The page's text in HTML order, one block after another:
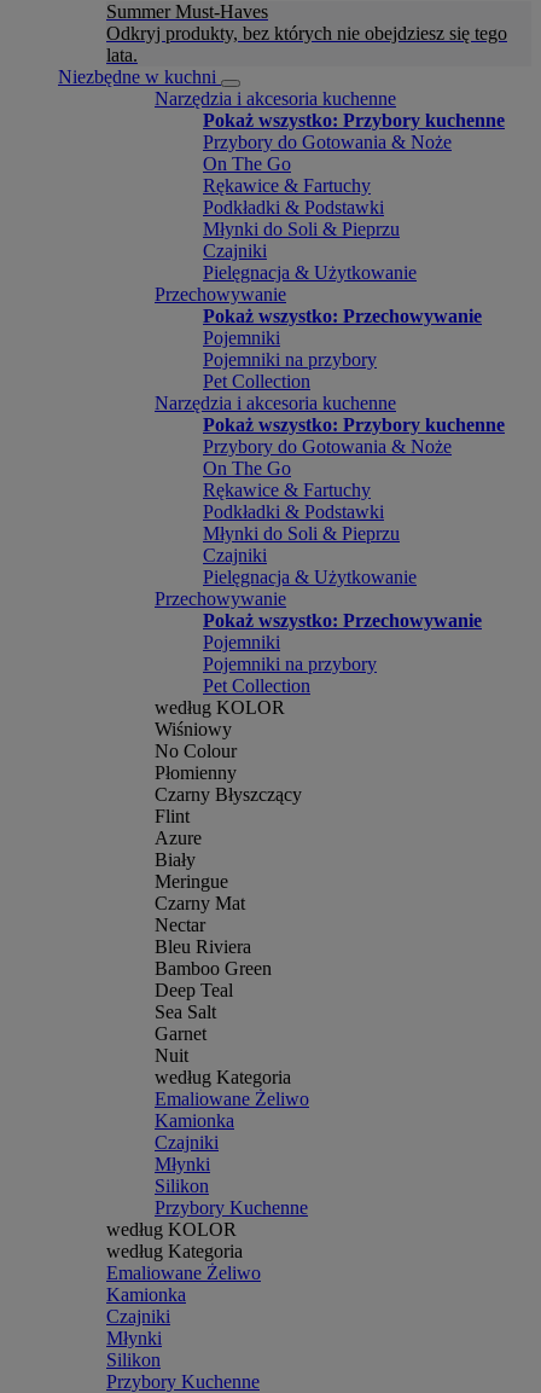
Summer Must-Haves
Odkryj produkty, bez których nie obejdziesz się tego
lata.
Niezbędne w kuchni
Narzędzia i akcesoria kuchenne
Pokaż wszystko: Przybory kuchenne
Przybory do Gotowania & Noże
On The Go
Rękawice & Fartuchy
Podkładki & Podstawki
Młynki do Soli & Pieprzu
Czajniki
Pielęgnacja & Użytkowanie
Przechowywanie
Pokaż wszystko: Przechowywanie
Pojemniki
Pojemniki na przybory
Pet Collection
Narzędzia i akcesoria kuchenne
Pokaż wszystko: Przybory kuchenne
Przybory do Gotowania & Noże
On The Go
Rękawice & Fartuchy
Podkładki & Podstawki
Młynki do Soli & Pieprzu
Czajniki
Pielęgnacja & Użytkowanie
Przechowywanie
Pokaż wszystko: Przechowywanie
Pojemniki
Pojemniki na przybory
Pet Collection
według KOLOR
Wiśniowy
No Colour
Płomienny
Czarny Błyszczący
Flint
Azure
Biały
Meringue
Czarny Mat
Nectar
Bleu Riviera
Bamboo Green
Deep Teal
Sea Salt
Garnet
Nuit
według Kategoria
Emaliowane Żeliwo
Kamionka
Czajniki
Młynki
Silikon
Przybory Kuchenne
według KOLOR
według Kategoria
Emaliowane Żeliwo
Kamionka
Czajniki
Młynki
Silikon
Przybory Kuchenne